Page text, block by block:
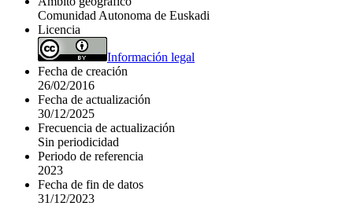
Comunidad Autonoma de Euskadi
Licencia
Información legal
Fecha de creación
26/02/2016
Fecha de actualización
30/12/2025
Frecuencia de actualización
Sin periodicidad
Periodo de referencia
2023
Fecha de fin de datos
31/12/2023